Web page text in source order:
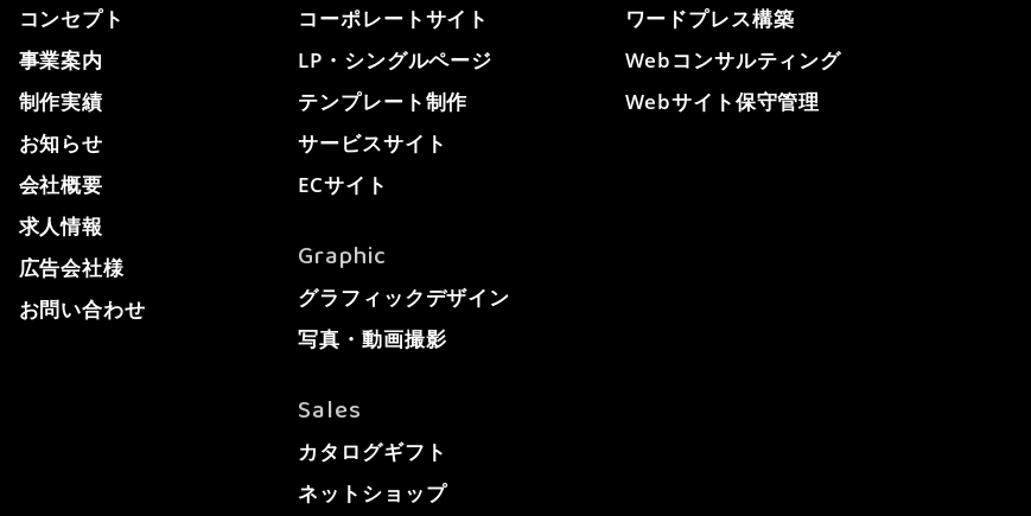
コンセプト
事業案内
制作実績
お知らせ
会社概要
求人情報
広告会社様
お問い合わせ
コーポレートサイト
LP・シングルページ
テンプレート制作
サービスサイト
ECサイト
ワードプレス構築
Webコンサルティング
Webサイト保守管理
Graphic
グラフィックデザイン
写真・動画撮影
Sales
カタログギフト
ネットショップ